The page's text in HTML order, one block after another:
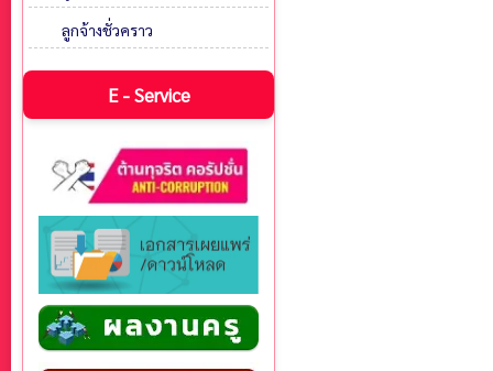
ลูกจ้างชั่วคราว
E - Service